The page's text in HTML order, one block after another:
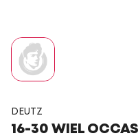
DEUTZ
16-30 WIEL